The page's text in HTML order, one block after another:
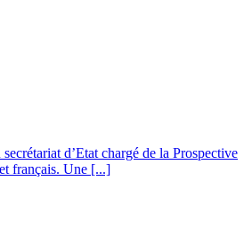
d’Etat chargé de la Prospective
français. Une [...]